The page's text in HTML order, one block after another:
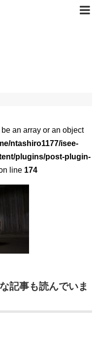
an array or an object
ntashiro1177/isee-
plugins/post-plugin-
line 174
記事も読んでいま